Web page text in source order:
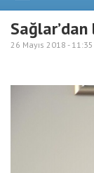
26 Mayıs 2018 - 11:35